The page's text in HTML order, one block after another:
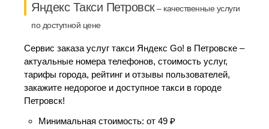
Яндекс Такси Петровск– качественные услуги
по доступной цене
Сервис заказа услуг такси Яндекс Go! в Петровске –
актуальные номера телефонов, стоимость услуг,
тарифы города, рейтинг и отзывы пользователей,
закажите недорогое и доступное такси в городе
Петровск!
Минимальная стоимость: от 49 ₽